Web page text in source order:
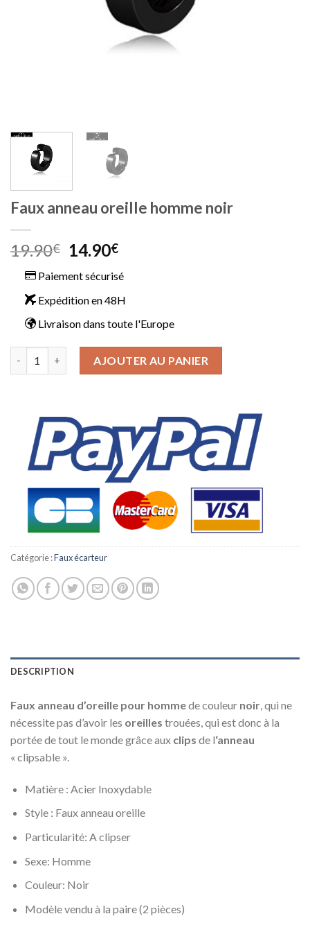
Faux anneau oreille homme noir
19.90€
Le
initial
était :
19.90€.
14.90€Le
actuel
est :
14.90€.
Paiement sécurisé
Expédition en 48H
Livraison dans toute l'Europe
AJOUTER AU PANIER
Catégorie :Faux écarteur
DESCRIPTION
Faux anneau d’oreille pour hommede couleur noir, qui ne
nécessite pas d’avoir les oreilles trouées, qui est donc à la
portée de tout le monde grâce aux clips de l‘anneau
« clipsable ».
Matière : Acier Inoxydable
Style : Faux anneau oreille
Particularité: A clipser
Sexe: Homme
Couleur: Noir
Modèle vendu à la paire (2 pièces)